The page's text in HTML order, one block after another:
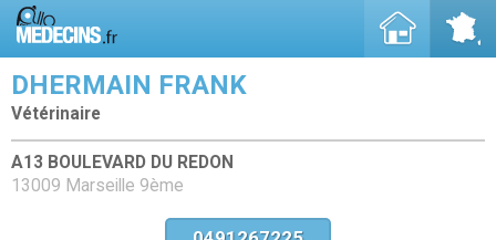
DHERMAIN FRANK
Vétérinaire
A13 BOULEVARD DU REDON
13009 Marseille 9ème